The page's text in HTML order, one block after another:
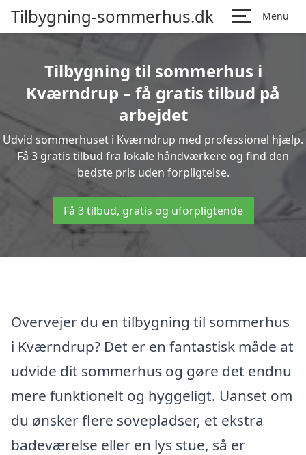
Tilbygning-sommerhus.dk Menu
Tilbygning til sommerhus i
Kværndrup – få gratis tilbud på
arbejdet
Udvid sommerhuset i Kværndrup med professionel hjælp.
Få 3 gratis tilbud fra lokale håndværkere og find den
bedste pris uden forpligtelse.
Få 3 tilbud, gratis og uforpligtende
Overvejer du en tilbygning til sommerhus
i Kværndrup? Det er en fantastisk måde at
udvide dit sommerhus og gøre det endnu
mere funktionelt og hyggeligt. Uanset om
du ønsker flere sovepladser, et ekstra
badeværelse eller en lys stue, så er